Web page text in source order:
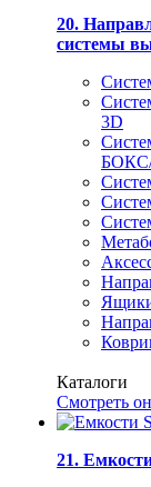
20.
системы
3D
БОКС/
Каталоги
Смотреть
21.